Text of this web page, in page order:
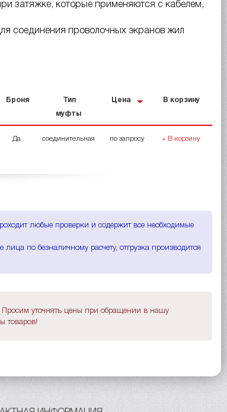
затяжке, которые применяются с кабелем,
соединения проволочных экранов жил
Броня Тип
муфты
Цена В корзину
Да соединительная по запросу + В корзину
любые проверки и содержит все необходимые
по безналичному расчету, отгрузка производится
Просим уточнять цены при обращении в нашу
товаров!